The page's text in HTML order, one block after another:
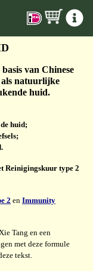
van Chinese
natuurlijke
huid.
huid;
Reinigingskuur type 2
2 en Immunity
Tang en een
met deze formule
tekst.